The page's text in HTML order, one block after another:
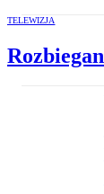
TELEWIZJA